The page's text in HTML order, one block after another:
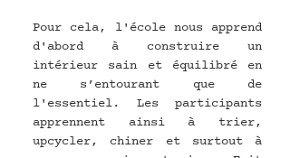
Pour cela, l'école nous apprend
d'abord à construire un
intérieur sain et équilibré en
ne s’entourant que de
l'essentiel. Les participants
apprennent ainsi à trier,
upcycler, chiner et surtout à